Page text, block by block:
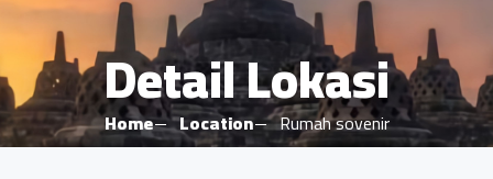
Detail Lokasi
Home Location Rumah sovenir